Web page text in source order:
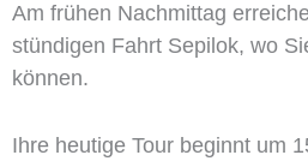
Am frühen Nachmittag
stündigen Fahrt Sepilok, wo
können.
Ihre heutige Tour beginnt um